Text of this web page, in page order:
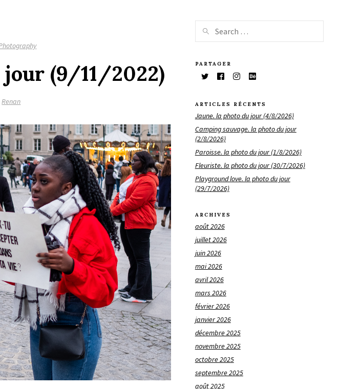
jour (9/11/2022)
Renan
PARTAGER
ARTICLES RÉCENTS
Jaune. la photo du jour (4/8/2026)
Camping sauvage. la photo du jour
(2/8/2026)
Paroisse. la photo du jour (1/8/2026)
Fleuriste. la photo du jour (30/7/2026)
Playground love. la photo du jour
(29/7/2026)
ARCHIVES
août 2026
juillet 2026
juin 2026
mai 2026
avril 2026
mars 2026
février 2026
janvier 2026
décembre 2025
novembre 2025
octobre 2025
septembre 2025
août 2025